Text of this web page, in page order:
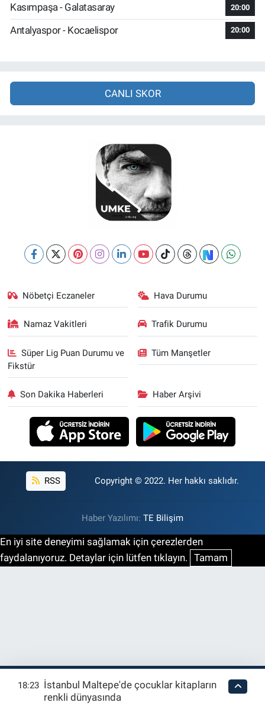
Kasımpaşa - Galatasaray 20:00
Antalyaspor - Kocaelispor 20:00
CANLI SKOR
Nöbetçi Eczaneler Hava Durumu
Namaz Vakitleri Trafik Durumu
Süper Lig Puan Durumu ve
Fikstür
Tüm Manşetler
Son Dakika Haberleri Haber Arşivi
RSS Copyright © 2022. Her hakkı saklıdır.
Haber Yazılımı: TE Bilişim
En iyi site deneyimi sağlamak için çerezlerden
faydalanıyoruz. Detaylar için lütfen tıklayın. Tamam
18:23 İstanbul Maltepe'de çocuklar kitapların
renkli dünyasında